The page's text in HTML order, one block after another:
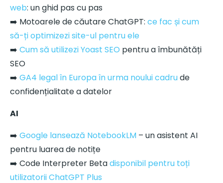
web: un ghid pas cu pas
➡️ Motoarele de căutare ChatGPT: ce fac și cum
să-ți optimizezi site-ul pentru ele
➡️ Cum să utilizezi Yoast SEO pentru a îmbunătăți
SEO
➡️ GA4 legal în Europa în urma noului cadrude
confidențialitate a datelor
AI
➡️ Google lansează NotebookLM – un asistent AI
pentru luarea de notițe
➡️ Code Interpreter Betadisponibil pentru toți
utilizatorii ChatGPT Plus